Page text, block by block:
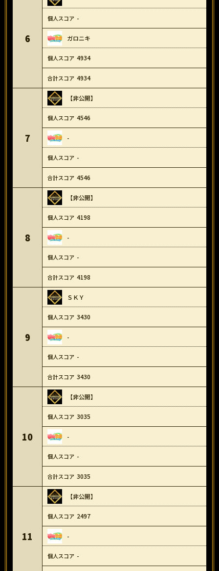
6
-
ガロニキ
4934
4934
7
【非公開】
4546
-
-
4546
8
【非公開】
4198
-
-
4198
9
ＳＫＹ
3430
-
-
3430
10
【非公開】
3035
-
-
3035
11
【非公開】
2497
-
-